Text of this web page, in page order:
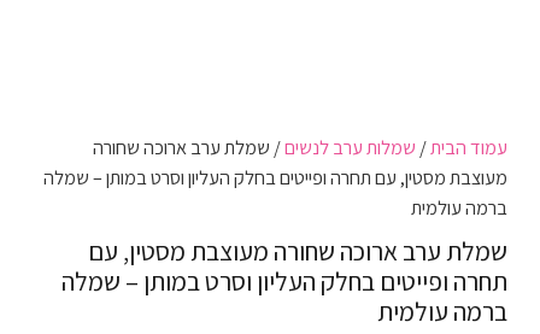
עמוד הבית/ שמלות ערב לנשים/ שמלת ערב ארוכה שחורה
מעוצבת מסטין, עם תחרה ופייטים בחלק העליון וסרט במותן – שמלה
ברמה עולמית
שמלת ערב ארוכה שחורה מעוצבת מסטין, עם
תחרה ופייטים בחלק העליון וסרט במותן – שמלה
ברמה עולמית